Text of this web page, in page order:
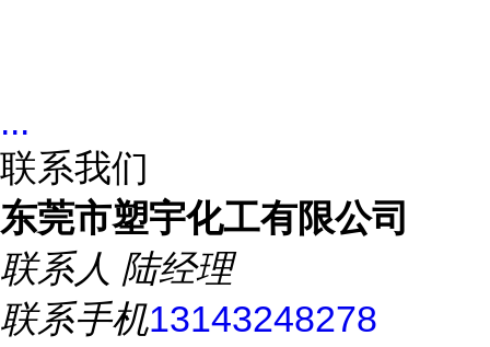
...
联系我们
东莞市塑宇化工有限公司
联系人 陆经理
联系手机13143248278